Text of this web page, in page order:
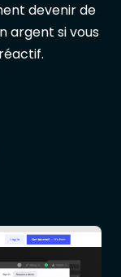
devenir de
argent si vous